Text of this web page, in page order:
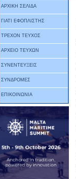
ΑΡΧΙΚΗ ΣΕΛΙΔΑ
ΓΙΑΤΙ ΕΦΟΠΛΙΣΤΗΣ
ΤΡΕΧΟΝ ΤΕΥΧΟΣ
ΑΡΧΕΙΟ ΤΕΥΧΩΝ
ΣΥΝΕΝΤΕΥΞΕΙΣ
ΣΥΝΔΡΟΜΕΣ
ΕΠΙΚΟΙΝΩΝΙΑ